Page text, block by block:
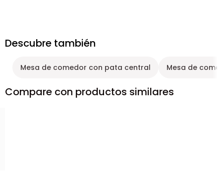
Descubre también
Mesa de comedor con pata central Mesa de
Compare con productos similares